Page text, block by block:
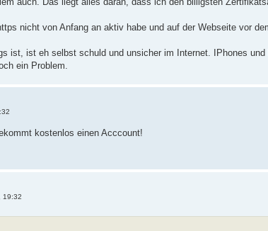
nicht von Anfang an aktiv habe und auf der Webseite vor
ist, ist eh selbst schuld und unsicher im Internet. IPhones
ein Problem.
kostenlos einen Acccount!
19:32